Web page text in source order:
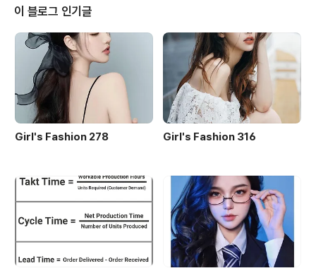
rlie Puth / 3:26 9) Then There's You / Charlie Put
h / 3..
이 블로그 인기글
Girl's Fashion 278 Girl's Fashion 316